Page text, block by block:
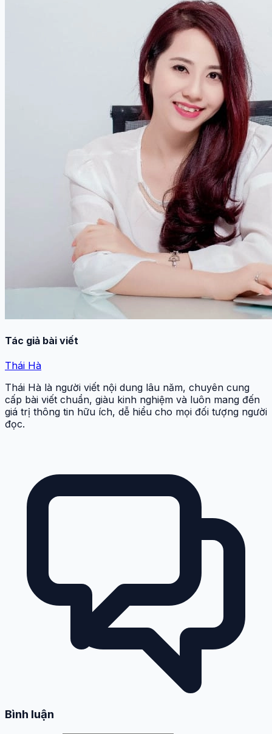
Tác giả bài viết
Thái Hà
Thái Hà là người viết nội dung lâu năm, chuyên cung
cấp bài viết chuẩn, giàu kinh nghiệm và luôn mang đến
giá trị thông tin hữu ích, dễ hiểu cho mọi đối tượng người
đọc.
Bình luận